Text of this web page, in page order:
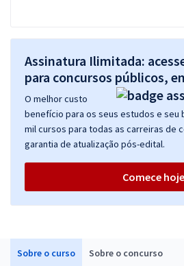
Sobre o curso Sobre o concurso
Assinatura Ilimitada:
para concursos públicos,
O melhor custo
benefício para os seus estudos e seu
mil cursos para todas as carreiras de
garantia de atualização pós-edital.
Comece hoje